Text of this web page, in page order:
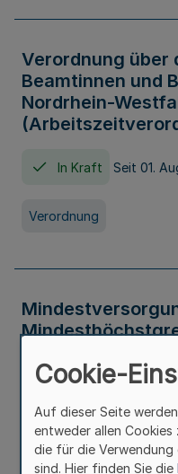
Verordnung über
Beamtinnen und
Nordrhein-
In Kraft Seit 01.
Verordnung
Verwaltungsvorschrift
Cookie-
Auf dieser Seite
entweder allen Cookies
die für die
sind. Hier finden Sie die